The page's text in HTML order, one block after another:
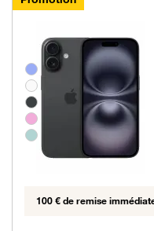
Groupe de couleurs
100 € de remise